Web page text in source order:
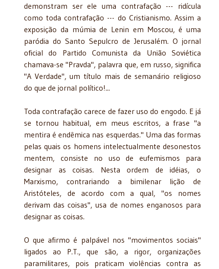
demonstram ser ele uma contrafação --- ridícula
como toda contrafação --- do Cristianismo. Assim a
exposição da múmia de Lenin em Moscou, é uma
paródia do Santo Sepulcro de Jerusalém. O jornal
oficial do Partido Comunista da União Soviética
chamava-se "Pravda", palavra que, em russo, significa
"A Verdade", um título mais de semanário religioso
do que de jornal político!...
Toda contrafação carece de fazer uso do engodo. E já
se tornou habitual, em meus escritos, a frase "a
mentira é endêmica nas esquerdas." Uma das formas
pelas quais os homens intelectualmente desonestos
mentem, consiste no uso de eufemismos para
designar as coisas. Nesta ordem de idéias, o
Marxismo, contrariando a bimilenar lição de
Aristóteles, de acordo com a qual, "os nomes
derivam das coisas", usa de nomes enganosos para
designar as coisas.
O que afirmo é palpável nos "movimentos sociais"
ligados ao P.T., que são, a rigor, organizações
paramilitares, pois praticam violências contra as